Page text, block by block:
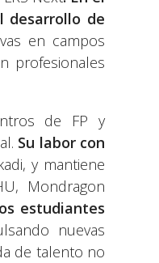
desarrollo de
en campos
profesionales
de FP y
Su labor con
y mantiene
Mondragon
estudiantes
nuevas
de talento no